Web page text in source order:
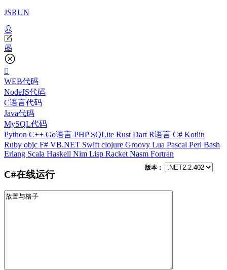
JSRUN
WEB代码
NodeJS代码
C语言代码
Java代码
MySQL代码
Python C++ Go语言 PHP SQLite Rust Dart R语言 C# Kotlin
Ruby objc F# VB.NET Swift clojure Groovy Lua Pascal Perl Bash
Erlang Scala Haskell Nim Lisp Racket Nasm Fortran
C#在线运行
版本：